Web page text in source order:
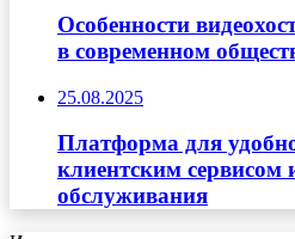
Особенности
в современном
25.08.2025
Платформа для
клиентским сервисом
обслуживания